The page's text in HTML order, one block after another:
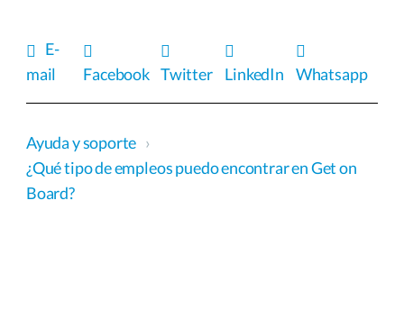
E-
mail
Facebook Twitter LinkedIn Whatsapp
Ayuda y soporte ›
¿Qué tipo de empleos puedo encontrar en Get on
Board?